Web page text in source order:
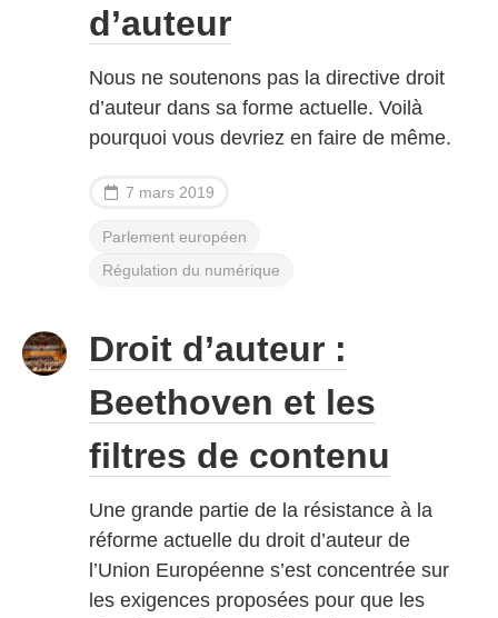
d’auteur
Nous ne soutenons pas la directive droit
d’auteur dans sa forme actuelle. Voilà
pourquoi vous devriez en faire de même.
7 mars 2019
Parlement européen
Régulation du numérique
Droit d’auteur :
Beethoven et les
filtres de contenu
Une grande partie de la résistance à la
réforme actuelle du droit d’auteur de
l’Union Européenne s’est concentrée sur
les exigences proposées pour que les